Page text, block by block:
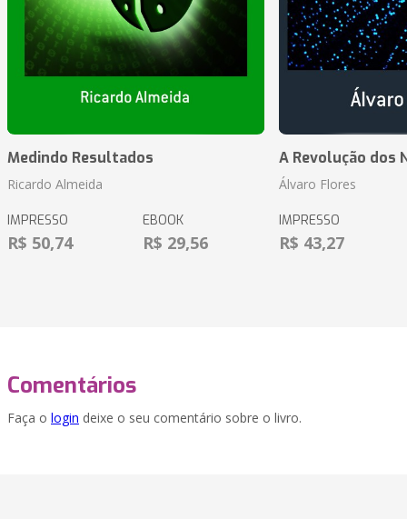
Medindo Resultados
Ricardo Almeida
IMPRESSO
R$ 50,74
EBOOK
R$ 29,56
A Revolução dos
Álvaro Flores
IMPRESSO
R$ 43,27
Comentários
Faça o login deixe o seu comentário sobre o livro.